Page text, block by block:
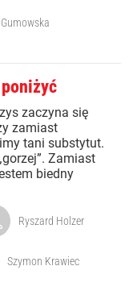
zaczyna się
zamiast
tani substytut.
Zamiast
biedny
Ryszard Holzer
Szymon Krawiec